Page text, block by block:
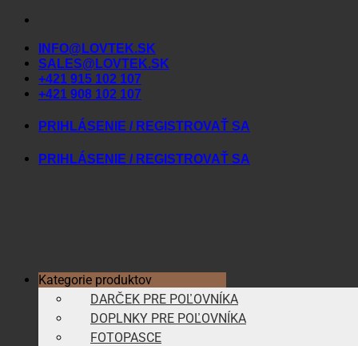
Skip
contentINFO@LOVTEK.SK
SALES@LOVTEK.SK
+421 915 102 107
+421 908 102 107
PRIHLÁSENIE / REGISTROVAŤ SA
PRIHLÁSENIE / REGISTROVAŤ SA
Kategorie produktov
DARČEK PRE POĽOVNÍKA
DOPLNKY PRE POĽOVNÍKA
FOTOPASCE